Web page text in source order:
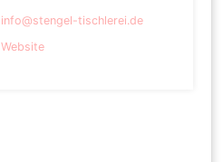
info@stengel-tischlerei.de
Website